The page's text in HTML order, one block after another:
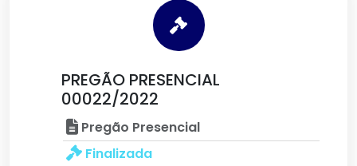
PREGÃO PRESENCIAL
00022/2022
Pregão Presencial
Finalizada